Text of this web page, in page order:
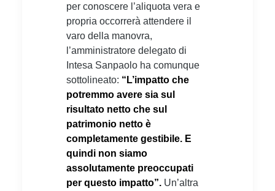
per conoscere l’aliquota vera e
propria occorrerà attendere il
varo della manovra,
l’amministratore delegato di
Intesa Sanpaolo ha comunque
sottolineato: “L’impatto che
potremmo avere sia sul
risultato netto che sul
patrimonio netto è
completamente gestibile. E
quindi non siamo
assolutamente preoccupati
per questo impatto”. Un’altra